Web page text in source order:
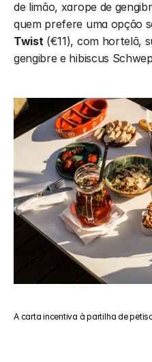
de limão, xarope de
quem prefere uma opção
Twist (€11), com hortelã,
gengibre e hibiscus
A carta incentiva à partilha de